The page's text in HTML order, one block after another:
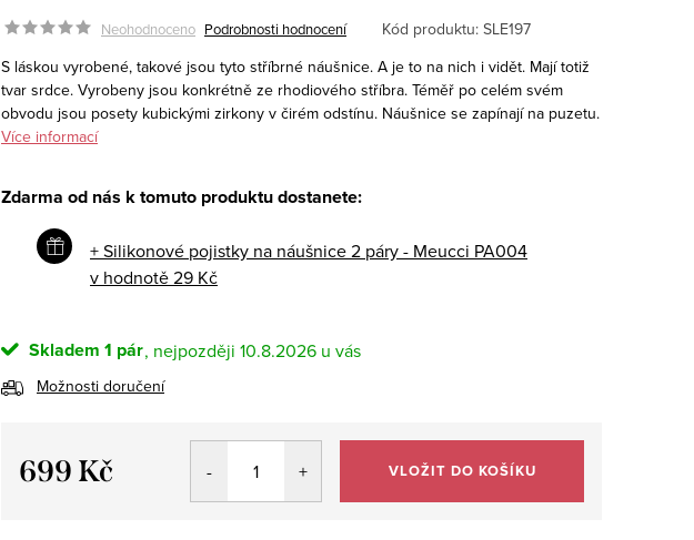
Neohodnoceno Podrobnosti hodnocení Kód produktu: SLE197
S láskou vyrobené, takové jsou tyto stříbrné náušnice. A je to na nich i vidět. Mají totiž
tvar srdce. Vyrobeny jsou konkrétně ze rhodiového stříbra. Téměř po celém svém
obvodu jsou posety kubickými zirkony v čirém odstínu. Náušnice se zapínají na puzetu.
Více informací
Zdarma od nás k tomuto produktu dostanete:
+ Silikonové pojistky na náušnice 2 páry - Meucci PA004
v hodnotě 29 Kč
Skladem 1 pár 10.8.2026
Možnosti doručení
699 Kč VLOŽIT DO KOŠÍKU